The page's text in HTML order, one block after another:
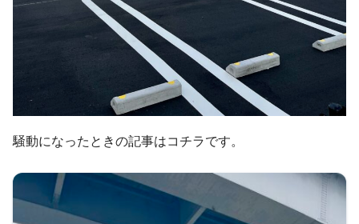
騒動になったときの記事はコチラです。